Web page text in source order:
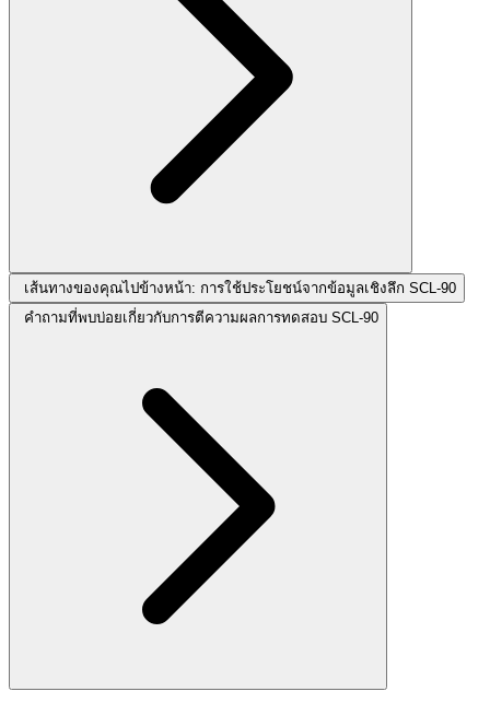
เส้นทางของคุณไปข้างหน้า: การใช้ประโยชน์จากข้อมูลเชิงลึก SCL-90
คำถามที่พบบ่อยเกี่ยวกับการตีความผลการทดสอบ SCL-90